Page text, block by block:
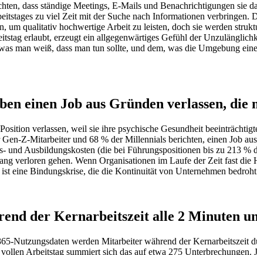
dass ständige Meetings, E-Mails und Benachrichtigungen sie
zu viel Zeit mit der Suche nach Informationen
um qualitativ hochwertige Arbeit zu leisten, doch sie werden
erlaubt, erzeugt ein allgegenwärtiges Gefühl der
man weiß, dass man tun sollte, und dem, was die Umgebung
einen Job aus Gründen verlassen, die
verlassen, weil sie ihre psychische Gesundheit
Z-Mitarbeiter und 68 % der Millennials berichten, einen Job
und Ausbildungskosten (die bei Führungspositionen bis zu 213 %
verloren gehen. Wenn Organisationen im Laufe der Zeit fast
eine Bindungskrise, die die Kontinuität von Unternehmen
der Kernarbeitszeit alle 2 Minuten
Nutzungsdaten werden Mitarbeiter während der
Arbeitstag summiert sich das auf etwa 275